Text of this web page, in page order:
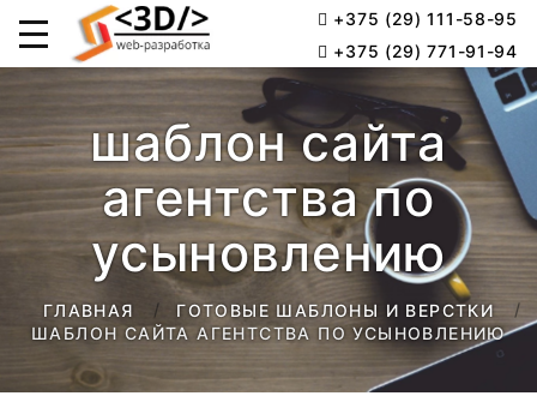
+375 (29) 111-58-95
+375 (29) 771-91-94
шаблон сайта
агентства по
усыновлению
ГЛАВНАЯ
ГОТОВЫЕ ШАБЛОНЫ И ВЕРСТКИ
ШАБЛОН САЙТА АГЕНТСТВА ПО УСЫНОВЛЕНИЮ